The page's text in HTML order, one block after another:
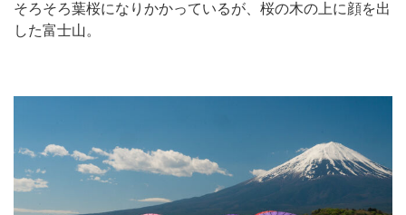
そろそろ葉桜になりかかっているが、桜の木の上に顔を出
した富士山。